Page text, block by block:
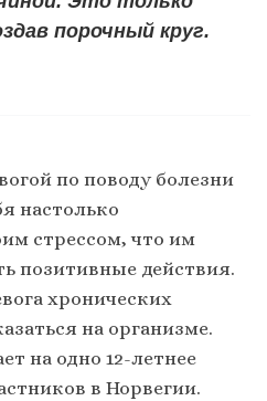
порочный круг.
по поводу болезни
настолько
стрессом, что им
позитивные действия.
хронических
на организме.
на одно 12-летнее
в Норвегии.